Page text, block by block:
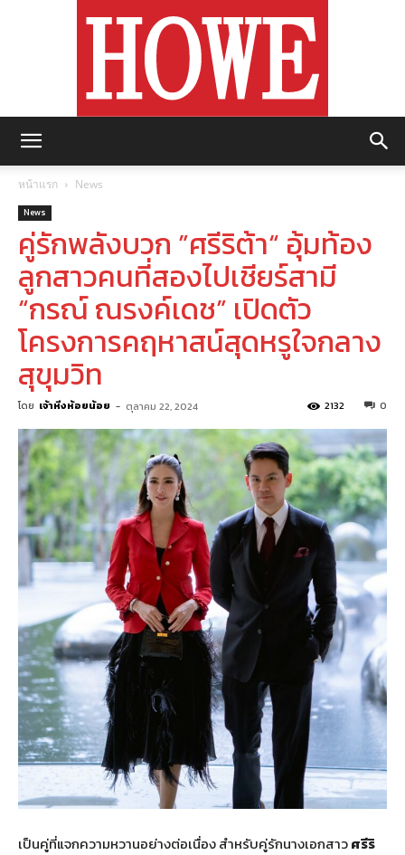
หน้าแรก News
News
คู่รักพลังบวก ”ศรีริต้า“ อุ้มท้อง
ลูกสาวคนที่สองไปเชียร์สามี
“กรณ์ ณรงค์เดช” เปิดตัว
โครงการคฤหาสน์สุดหรูใจกลาง
สุขุมวิท
โดย เจ้าหิ่งห้อยน้อย - ตุลาคม 22, 2024 0
2132
เป็นคู่ที่แจกความหวานอย่างต่อเนื่อง สำหรับคู่รักนางเอกสาวศรีริ